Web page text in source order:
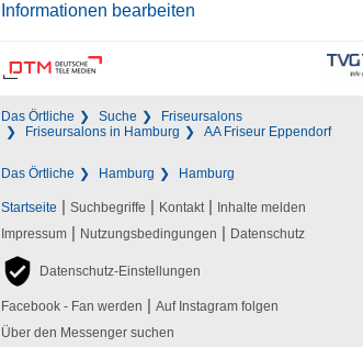
Informationen bearbeiten
Das Örtliche Suche
Friseursalons
Friseursalons in Hamburg
AA Friseur Eppendorf
Das Örtliche Hamburg Hamburg
Startseite | Suchbegriffe | Kontakt | Inhalte melden
Impressum | Nutzungsbedingungen | Datenschutz
Datenschutz-Einstellungen
Facebook - Fan werden | Auf Instagram folgen
Über den Messenger suchen